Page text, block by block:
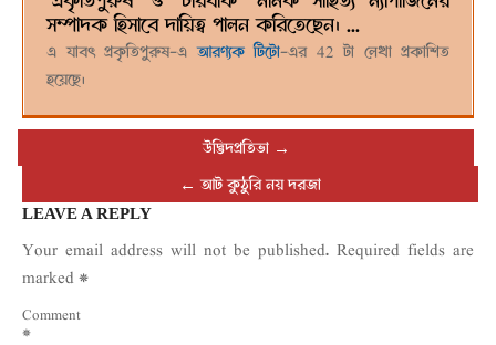
সম্পাদক হিসাবে দায়িত্ব পালন করিতেছেন। ...
এ যাবৎ প্রকৃতিপুরুষ-এআরণ্যক টিটো-এর 42 টা লেখা প্রকাশিত
হয়েছে।
উদ্ভিদপ্রতিভা→
←আট কুঠুরি নয় দরজা
LEAVE A REPLY
Your email address will not be published. Required fields are
marked*
Comment
*